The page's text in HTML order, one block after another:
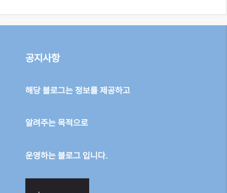
공지사항
해당 블로그는 정보를 제공하고
알려주는 목적으로
운영하는 블로그 입니다.